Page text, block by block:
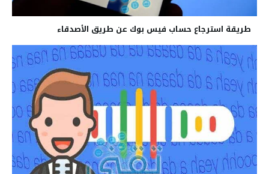
طريقة استرجاع حساب فيس بوك عن طريق الأصدقاء